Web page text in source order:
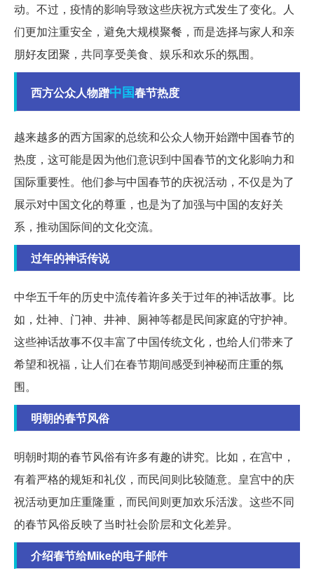
动。不过，疫情的影响导致这些庆祝方式发生了变化。人
们更加注重安全，避免大规模聚餐，而是选择与家人和亲
朋好友团聚，共同享受美食、娱乐和欢乐的氛围。
西方公众人物蹭中国春节热度
越来越多的西方国家的总统和公众人物开始蹭中国春节的
热度，这可能是因为他们意识到中国春节的文化影响力和
国际重要性。他们参与中国春节的庆祝活动，不仅是为了
展示对中国文化的尊重，也是为了加强与中国的友好关
系，推动国际间的文化交流。
过年的神话传说
中华五千年的历史中流传着许多关于过年的神话故事。比
如，灶神、门神、井神、厕神等都是民间家庭的守护神。
这些神话故事不仅丰富了中国传统文化，也给人们带来了
希望和祝福，让人们在春节期间感受到神秘而庄重的氛
围。
明朝的春节风俗
明朝时期的春节风俗有许多有趣的讲究。比如，在宫中，
有着严格的规矩和礼仪，而民间则比较随意。皇宫中的庆
祝活动更加庄重隆重，而民间则更加欢乐活泼。这些不同
的春节风俗反映了当时社会阶层和文化差异。
介绍春节给Mike的电子邮件